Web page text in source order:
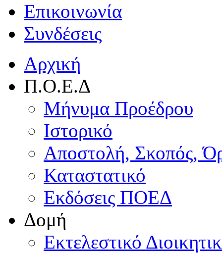
Επικοινωνία
Συνδέσεις
Αρχική
Π.Ο.Ε.Δ
Μήνυμα Προέδρου
Ιστορικό
Αποστολή, Σκοπός,
Καταστατικό
Εκδόσεις ΠΟΕΔ
Δομή
Εκτελεστικό